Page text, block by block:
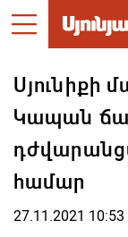
Սյունիքի
Կապան
համար
27.11.2021 10:53